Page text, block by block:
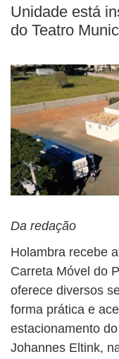
Unidade está
do Teatro
Da redação
Holambra recebe
Carreta Móvel do
oferece diversos
forma prática e
estacionamento
Johannes Eltink,